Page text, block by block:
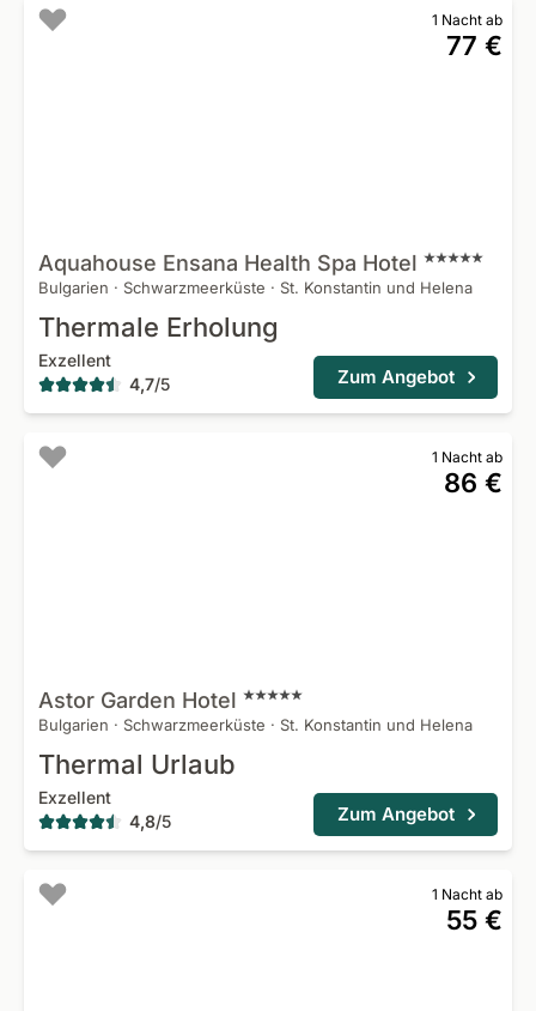
1 Nacht ab
77 €
Aquahouse Ensana Health Spa Hotel
Bulgarien · Schwarzmeerküste · St. Konstantin und Helena
Thermale Erholung
Exzellent
4,7/5 Zum Angebot
1 Nacht ab
86 €
Astor Garden Hotel
Bulgarien · Schwarzmeerküste · St. Konstantin und Helena
Thermal Urlaub
Exzellent
4,8/5 Zum Angebot
1 Nacht ab
55 €